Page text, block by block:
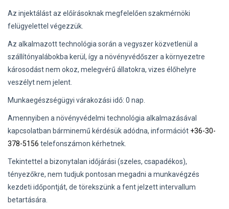
Az injektálást az előírásoknak megfelelően szakmérnöki
felügyelettel végezzük.
Az alkalmazott technológia során a vegyszer közvetlenül a
szállítónyalábokba kerül, így a növényvédőszer a környezetre
károsodást nem okoz, melegvérű állatokra, vizes élőhelyre
veszélyt nem jelent.
Munkaegészségügyi várakozási idő: 0 nap.
Amennyiben a növényvédelmi technológia alkalmazásával
kapcsolatban bárminemű kérdésük adódna, információt +36-30-
378-5156 telefonszámon kérhetnek.
Tekintettel a bizonytalan időjárási (szeles, csapadékos),
tényezőkre, nem tudjuk pontosan megadni a munkavégzés
kezdeti időpontját, de törekszünk a fent jelzett intervallum
betartására.